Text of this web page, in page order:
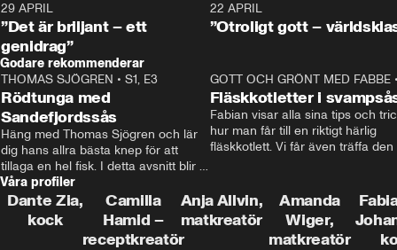
29 APRIL
”Det är briljant – ett
genidrag”
22 APRIL
”Otroligt gott –
Godare rekommenderar
THOMAS SJÖGREN • S1, E3
Rödtunga med
Sandefjordssås
Häng med Thomas Sjögren och lär
dig hans allra bästa knep för att
tillaga en hel fisk. I detta avsnitt blir
de helstekt rödtunga med
sandefjordssås och en magisk sallad
på pepparrot och äpple.
GOTT OCH GRÖNT MED FABBE
Fläskkotletter i
Fabian visar alla sina tips och
hur man får till en riktigt härlig
fläskkotlett. Vi får även träffa den
grisbonde på Gotland.
Våra profiler
Dante Zia,
kock
Camilla
Hamid –
receptkreatör
Anja Allvin,
matkreatör
Amanda
Wiger,
matkreatör